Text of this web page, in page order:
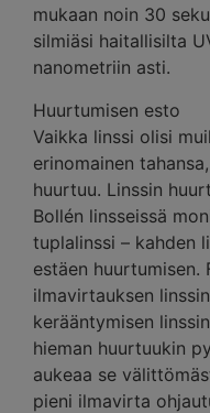
mukaan noin 30
silmiäsi haitallisilta
nanometriin asti.
Huurtumisen esto
Vaikka linssi olisi
erinomainen
huurtuu. Linssin
Bollén linsseissä
tuplalinssi – kahden
estäen
ilmavirtauksen
kerääntymisen
hieman huurtuukin
aukeaa se
pieni ilmavirta